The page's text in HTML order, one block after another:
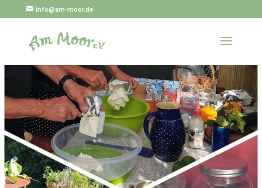
info@am-moor.de